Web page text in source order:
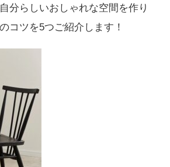
分らしいおしゃれな空間を作り
コツを5つご紹介します！